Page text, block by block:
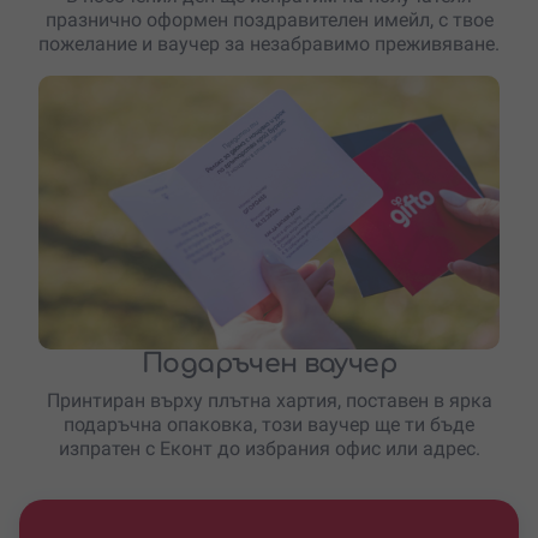
празнично оформен поздравителен имейл, с твое
пожелание и ваучер за незабравимо преживяване.
Подаръчен ваучер
Принтиран върху плътна хартия, поставен в ярка
подаръчна опаковка, този ваучер ще ти бъде
изпратен с Еконт до избрания офис или адрес.